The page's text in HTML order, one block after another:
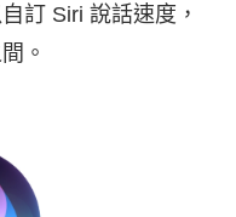
訂 Siri 說話速度，
。